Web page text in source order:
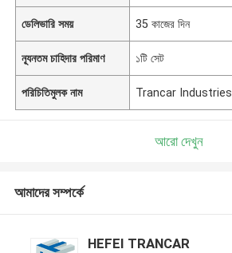
ডেলিভারি সময় 35 কাজের দিন
ন্যূনতম চাহিদার পরিমাণ ১টি সেট
পরিচিতিমুলক নাম Trancar Industries
আরো দেখুন
আমাদের সম্পর্কে
HEFEI TRANCAR